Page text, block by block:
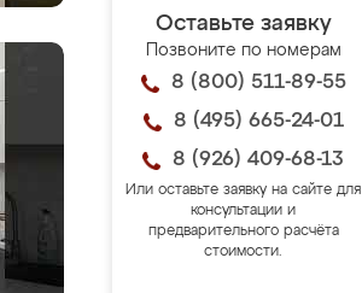
Оставьте заявку
Позвоните по номерам
8 (800) 511-89-55
8 (495) 665-24-01
8 (926) 409-68-13
Или оставьте заявку на сайте для
консультации и
предварительного расчёта
стоимости.